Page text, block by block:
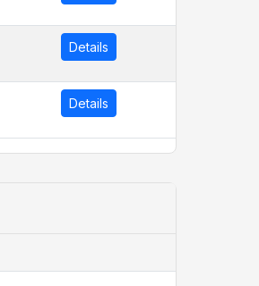
Details
Details